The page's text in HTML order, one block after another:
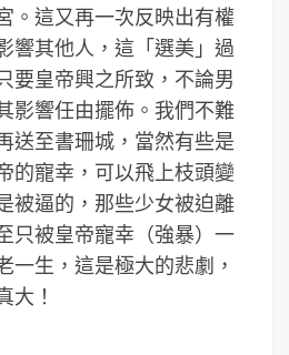
。這又再一次反映出有權
響其他人，這「選美」過
要皇帝興之所致，不論男
影響任由擺佈。我們不難
送至書珊城，當然有些是
的寵幸，可以飛上枝頭變
被逼的，那些少女被迫離
只被皇帝寵幸（強暴）一
一生，這是極大的悲劇，
大！